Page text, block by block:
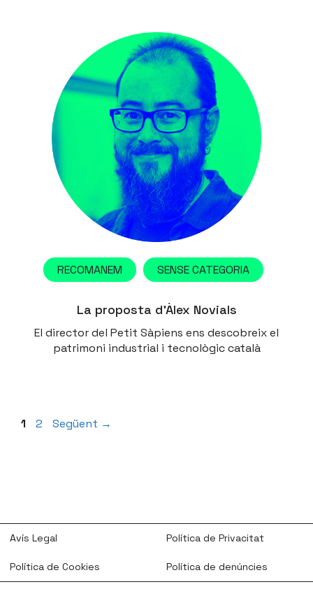
RECOMANEM SENSE CATEGORIA
La proposta d’Àlex Novials
El director del Petit Sàpiens ens descobreix el
patrimoni industrial i tecnològic català
Pàgina
1 Pàgina
2 Següent →
Avís Legal Política de Privacitat
Política de Cookies Política de denúncies